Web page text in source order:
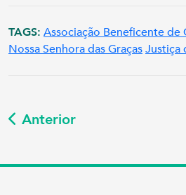
TAGS: Associação Beneficente de
Nossa Senhora das GraçasJustiça
Anterior